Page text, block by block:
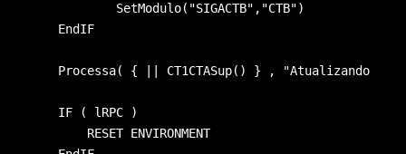
            SetModulo(
"SIGACTB" , "CTB")
    EndIF
    Processa( { || CT1CTASup() } ,
"Atualizando
    IF ( lRPC )
        RESET ENVIRONMENT